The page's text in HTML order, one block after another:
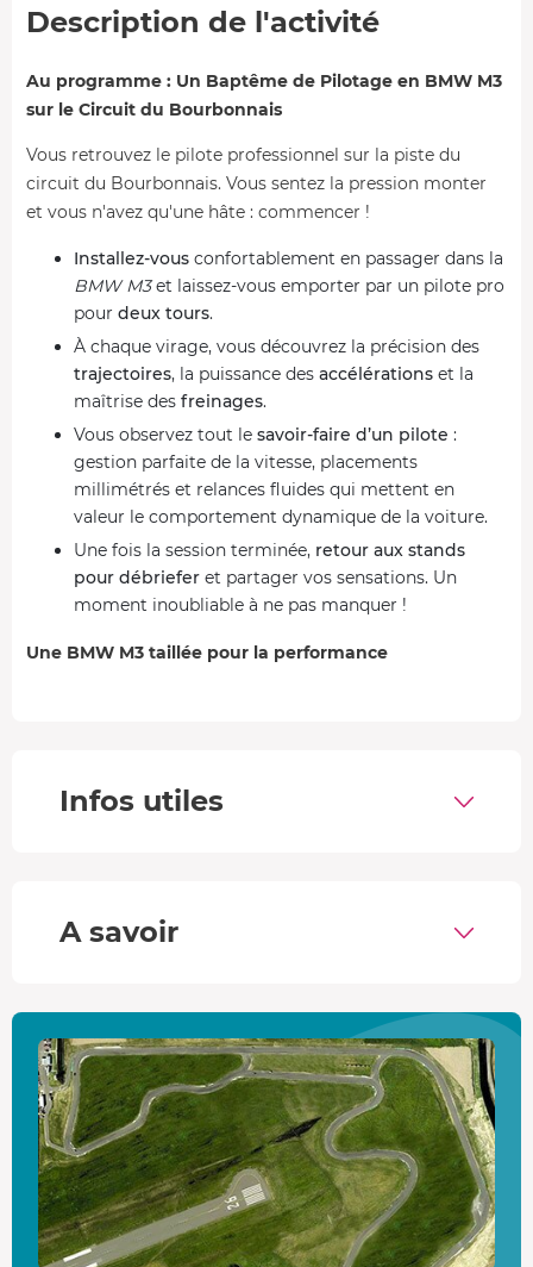
Description de l'activité
Au programme : Un Baptême de Pilotage en BMW M3
sur le Circuit du Bourbonnais
Vous retrouvez le pilote professionnel sur la piste du
circuit du Bourbonnais. Vous sentez la pression monter
et vous n'avez qu'une hâte : commencer !
Installez-vous confortablement en passager dans la
BMW M3et laissez-vous emporter par un pilote pro
pour deux tours.
À chaque virage, vous découvrez la précision des
trajectoires, la puissance des accélérations et la
maîtrise des freinages.
Vous observez tout le savoir-faire d’un pilote :
gestion parfaite de la vitesse, placements
millimétrés et relances fluides qui mettent en
valeur le comportement dynamique de la voiture.
Une fois la session terminée, retour aux stands
pour débriefer et partager vos sensations. Un
moment inoubliable à ne pas manquer !
Une BMW M3 taillée pour la performance
enchaînements de virages.
d’adrénaline immédiate à chaque relance.
Le circuit du Bourbonnais présente une piste asphalte
technique mêlantvirages,chicanesetlignes droites. Le
tracé affiche2,3 kmde longueur et 10 m de largeur. Dans
un cadre idyllique, vous vivrez des sensations fortes, tout
en profitant d'une sécurité maximale.
Infos utiles
A savoir